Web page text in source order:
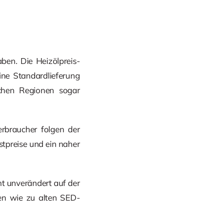
Die Heizölpreis-
Standardlieferung
Regionen sogar
folgen der
und ein naher
unverändert auf der
wie zu alten SED-